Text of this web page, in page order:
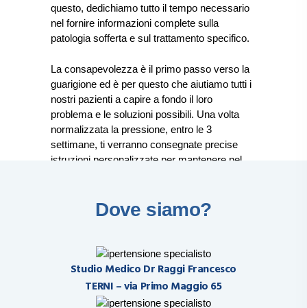
questo, dedichiamo tutto il tempo necessario
nel fornire informazioni complete sulla
patologia sofferta e sul trattamento specifico.
La consapevolezza è il primo passo verso la
guarigione ed è per questo che aiutiamo tutti i
nostri pazienti a capire a fondo il loro
problema e le soluzioni possibili. Una volta
normalizzata la pressione, entro le 3
settimane, ti verranno consegnate precise
istruzioni personalizzate per mantenere nel
Dove siamo?
Studio Medico Dr Raggi Francesco
TERNI – via Primo Maggio 65